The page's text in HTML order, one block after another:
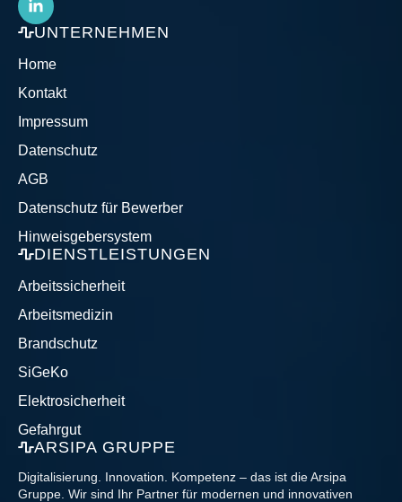
UNTERNEHMEN
Home
Kontakt
Impressum
Datenschutz
AGB
Datenschutz für Bewerber
Hinweisgebersystem
DIENSTLEISTUNGEN
Arbeitssicherheit
Arbeitsmedizin
Brandschutz
SiGeKo
Elektrosicherheit
Gefahrgut
ARSIPA GRUPPE
Digitalisierung. Innovation. Kompetenz – das ist die Arsipa
Gruppe. Wir sind Ihr Partner für modernen und innovativen